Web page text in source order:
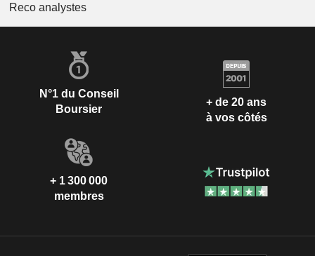
Reco analystes
N°1 du Conseil
Boursier
+ de 20 ans
à vos côtés
+ 1 300 000
membres